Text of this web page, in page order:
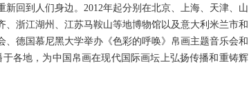
回到人们身边。2012年起分别在北京、上海、天津、山
浙江湖州、江苏马鞍山等地博物馆以及意大利米兰市和
德国慕尼黑大学举办《色彩的呼唤》帛画主题音乐会和
各地，为中国帛画在现代国际画坛上弘扬传播和重铸辉